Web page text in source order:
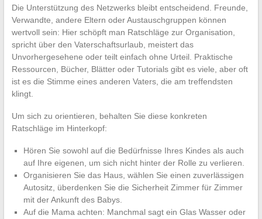
Die Unterstützung des Netzwerks bleibt entscheidend. Freunde,
Verwandte, andere Eltern oder Austauschgruppen können
wertvoll sein: Hier schöpft man Ratschläge zur Organisation,
spricht über den Vaterschaftsurlaub, meistert das
Unvorhergesehene oder teilt einfach ohne Urteil. Praktische
Ressourcen, Bücher, Blätter oder Tutorials gibt es viele, aber oft
ist es die Stimme eines anderen Vaters, die am treffendsten
klingt.
Um sich zu orientieren, behalten Sie diese konkreten
Ratschläge im Hinterkopf:
Hören Sie sowohl auf die Bedürfnisse Ihres Kindes als auch
auf Ihre eigenen, um sich nicht hinter der Rolle zu verlieren.
Organisieren Sie das Haus, wählen Sie einen zuverlässigen
Autositz, überdenken Sie die Sicherheit Zimmer für Zimmer
mit der Ankunft des Babys.
Auf die Mama achten: Manchmal sagt ein Glas Wasser oder